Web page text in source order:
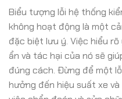
Biểu tượng lỗi hệ thống
không hoạt động là một
đặc biệt lưu ý. Việc hiểu
ẩn và tác hại của nó sẽ
đúng cách. Đừng để một
hưởng đến hiệu suất xe